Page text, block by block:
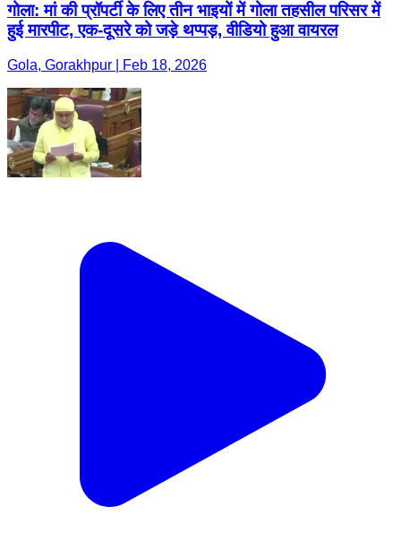
गोला: मां की प्रॉपर्टी के लिए तीन भाइयों में गोला तहसील परिसर में
हुई मारपीट, एक-दूसरे को जड़े थप्पड़, वीडियो हुआ वायरल
Gola, Gorakhpur | Feb 18, 2026